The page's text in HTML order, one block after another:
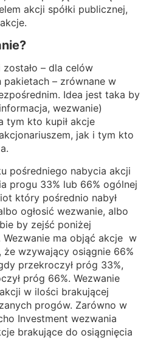
akcji spółki publicznej,
– dla celów
– zrównane w
Idea jest taka by
wezwanie)
tym kto kupił akcje
jak i tym kto
pośredniego nabycia akcji
progu 33% lub 66% ogólnej
który pośrednio nabył
ogłosić wezwanie, albo
by zejść poniżej
ma objąć akcje w
wzywający osiągnie 66%
przekroczył próg 33%,
próg 66%. Wezwanie
w ilości brakującej
progów. Zarówno w
Investment wezwania
brakujące do osiągnięcia